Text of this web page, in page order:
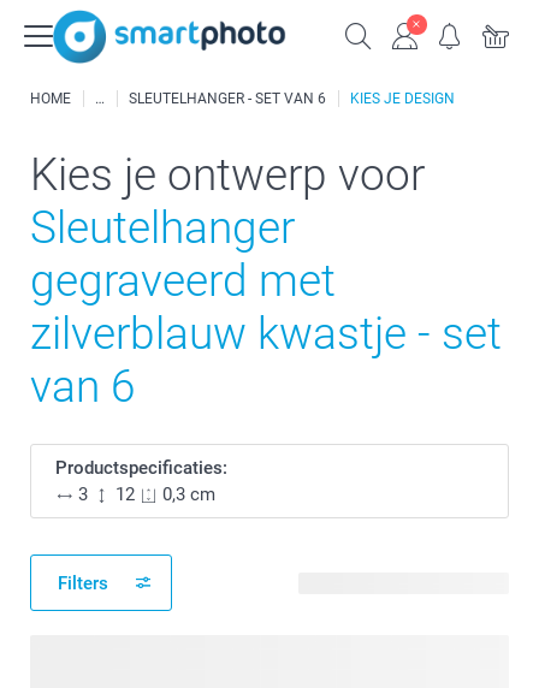
HOME SLEUTELHANGER - SET VAN 6 KIES JE DESIGN
Kies je ontwerp voor
Sleutelhanger
gegraveerd met
zilverblauw kwastje - set
van 6
Productspecificaties:
3
12 0,3 cm
Filters